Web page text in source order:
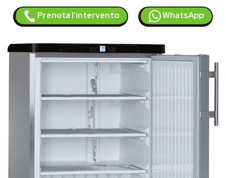
Prenota l'intervento WhatsApp